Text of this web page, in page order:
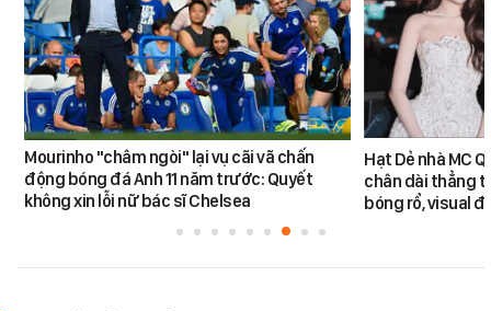
Mourinho "châm ngòi" lại vụ cãi vã chấn
động bóng đá Anh 11 năm trước: Quyết
không xin lỗi nữ bác sĩ Chelsea
Hạt Dẻ nhà MC
chân dài thẳng
bóng rổ, visual